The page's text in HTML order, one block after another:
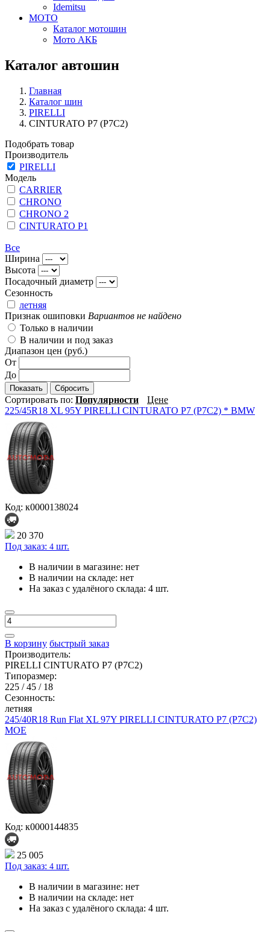
Idemitsu
МОТО
Каталог мотошин
Мото АКБ
Каталог автошин
Главная
Каталог шин
PIRELLI
CINTURATO P7 (P7C2)
Подобрать товар
Производитель
PIRELLI
Модель
CARRIER
CHRONO
CHRONO 2
CINTURATO P1
Все
Ширина
Высота
Посадочный диаметр
Сезонность
летняя
Признак ошиповки Вариантов не найдено
Только в наличии
В наличии и под заказ
Диапазон цен (руб.)
От
До
Показать Сбросить
Сортировать по: Популярности
Цене
225/45R18 XL 95Y PIRELLI CINTURATO P7 (P7C2) * BMW
Код: к0000138024
20 370
Под заказ: 4 шт.
В наличии в магазине: нет
В наличии на складе: нет
На заказ с удалёного склада: 4 шт.
В корзину быстрый заказ
Производитель:
PIRELLI CINTURATO P7 (P7C2)
Типоразмер:
225 / 45 / 18
Сезонность:
летняя
245/40R18 Run Flat XL 97Y PIRELLI CINTURATO P7 (P7C2)
MOE
Код: к0000144835
25 005
Под заказ: 4 шт.
В наличии в магазине: нет
В наличии на складе: нет
На заказ с удалёного склада: 4 шт.